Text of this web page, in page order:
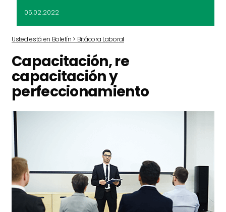
05.02.2022
Usted está en Boletín > Bitácora Laboral
Capacitación, re
capacitación y
perfeccionamiento